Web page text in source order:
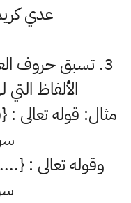
عدي
3. تسبق حروف
الألفاظ التي